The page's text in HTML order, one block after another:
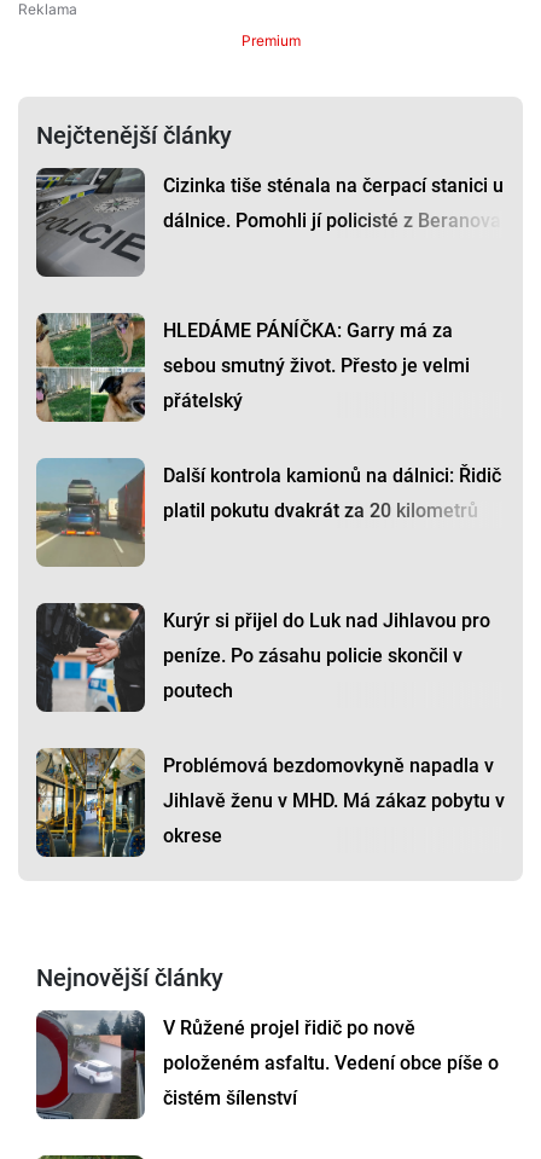
Premium
Nejčtenější články
Cizinka tiše sténala na čerpací stanici u
dálnice. Pomohli jí policisté z Beranova
HLEDÁME PÁNÍČKA: Garry má za
sebou smutný život. Přesto je velmi
přátelský
Další kontrola kamionů na dálnici: Řidič
platil pokutu dvakrát za 20 kilometrů
Kurýr si přijel do Luk nad Jihlavou pro
peníze. Po zásahu policie skončil v
poutech
Problémová bezdomovkyně napadla v
Jihlavě ženu v MHD. Má zákaz pobytu v
okrese
Nejnovější články
V Růžené projel řidič po nově
položeném asfaltu. Vedení obce píše o
čistém šílenství